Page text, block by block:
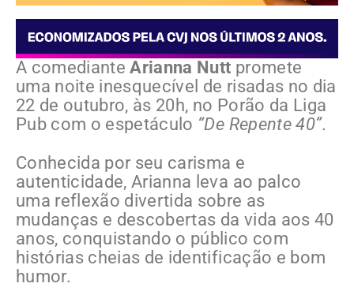
A comedianteArianna Nutt promete
uma noite inesquecível de risadas no dia
22 de outubro, às 20h, no Porão da Liga
Pub com o espetáculo “De Repente 40”.
Conhecida por seu carisma e
autenticidade, Arianna leva ao palco
uma reflexão divertida sobre as
mudanças e descobertas da vida aos 40
anos, conquistando o público com
histórias cheias de identificação e bom
humor.